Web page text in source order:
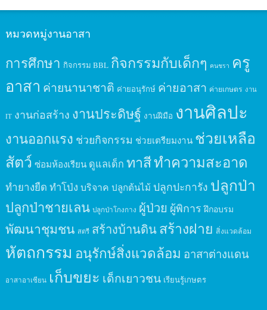
หมวดหมู่งานอาสา
การศึกษา กิจกรรม BBL กิจกรรมกับเด็กๆ คนชรา ครู
อาสา ค่ายนานาชาติ ค่ายอนุรักษ์ ค่ายอาสา ค่ายเกษตร งาน
IT งานก่อสร้าง งานประดิษฐ์ งานฝีมือ งานศิลปะ
งานออกแรง ช่วยกิจกรรม ช่วยเตรียมงาน ช่วยเหลือ
สัตว์ ซ่อมห้องเรียน ดูแลเด็ก ทาสีทำความสะอาด
ทำยางยืด ทำโป่ง บริจาค ปลูกต้นไม้ ปลูกปะการัง ปลูกป่า
ปลูกป่าชายเลน ปลูกป่าโกงกาง ผู้ป่วย ผู้พิการ ฝึกอบรม
พัฒนาชุมชน สตรี สร้างบ้านดินสร้างฝาย สิ่งแวดล้อม
หัตถกรรม อนุรักษ์สิ่งแวดล้อม อาสาต่างแดน
อาสาอาเซียน เก็บขยะ เด็กเยาวชน เรียนรู้เกษตร